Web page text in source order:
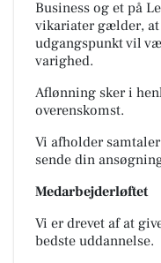
Business og et på
vikariater gælder,
udgangspunkt vil
varighed.
Aflønning sker i
overenskomst.
Vi afholder
sende din
Medarbejderløftet
Vi er drevet af at
bedste uddannelse.